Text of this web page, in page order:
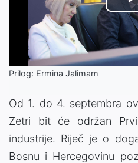
Prilog: Ermina Jalimam
Od 1. do 4. septembra
Zetri bit će održan
industrije. Riječ je o
Bosnu i Hercegovinu